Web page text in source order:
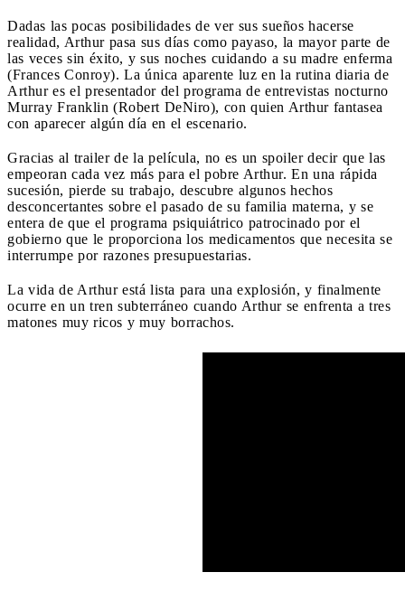
Dadas las pocas posibilidades de ver sus sueños hacerse
realidad, Arthur pasa sus días como payaso, la mayor parte de
las veces sin éxito, y sus noches cuidando a su madre enferma
(Frances Conroy). La única aparente luz en la rutina diaria de
Arthur es el presentador del programa de entrevistas nocturno
Murray Franklin (Robert DeNiro), con quien Arthur fantasea
con aparecer algún día en el escenario.
Gracias al trailer de la película, no es un spoiler decir que las
empeoran cada vez más para el pobre Arthur. En una rápida
sucesión, pierde su trabajo, descubre algunos hechos
desconcertantes sobre el pasado de su familia materna, y se
entera de que el programa psiquiátrico patrocinado por el
gobierno que le proporciona los medicamentos que necesita se
interrumpe por razones presupuestarias.
La vida de Arthur está lista para una explosión, y finalmente
ocurre en un tren subterráneo cuando Arthur se enfrenta a tres
matones muy ricos y muy borrachos.